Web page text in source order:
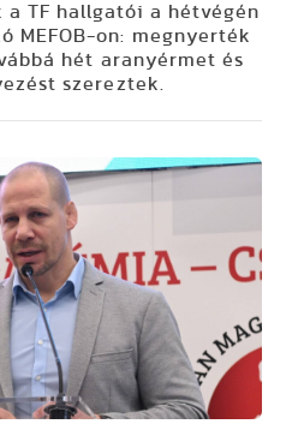
a TF hallgatói a hétvégén
MEFOB-on: megnyerték
hét aranyérmet és
szereztek.